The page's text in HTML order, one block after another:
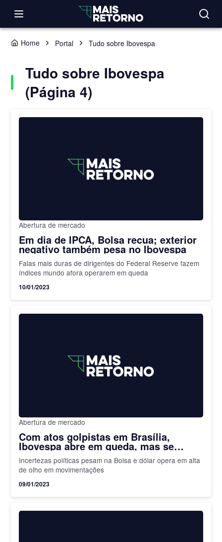
Home Portal Tudo sobre Ibovespa
Tudo sobre Ibovespa
(Página 4)
Abertura de mercado
Em dia de IPCA, Bolsa recua; exterior
negativo também pesa no Ibovespa
Falas mais duras de dirigentes do Federal Reserve fazem
índices mundo afora operarem em queda
10/01/2023
Abertura de mercado
Com atos golpistas em Brasília,
Ibovespa abre em queda, mas se
recupera
Incertezas políticas pesam na Bolsa e dólar opera em alta
de olho em movimentações
09/01/2023